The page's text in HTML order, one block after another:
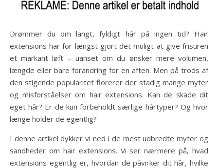
Drømmer du om langt, fyldigt hår på ingen tid? Hair
extensions har for længst gjort det muligt at give frisuren
et markant løft – uanset om du ønsker mere volumen,
længde eller bare forandring for en aften. Men på trods af
den stigende popularitet florerer der stadig mange myter
og misforståelser om hair extensions. Kan de skade dit
eget hår? Er de kun forbeholdt særlige hårtyper? Og hvor
længe holder de egentlig?
I denne artikel dykker vi ned i de mest udbredte myter og
sandheder om hair extensions. Vi ser nærmere på, hvad
extensions egentlig er, hvordan de påvirker dit hår, hvilke